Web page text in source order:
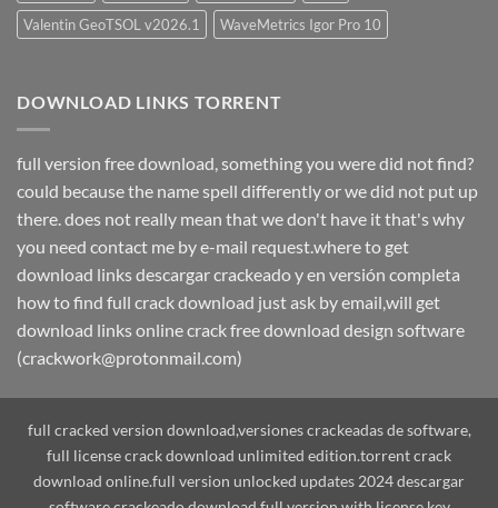
Valentin GeoTSOL v2026.1
WaveMetrics Igor Pro 10
DOWNLOAD LINKS TORRENT
full version free download, something you were did not find?
could because the name spell differently or we did not put up
there. does not really mean that we don't have it that's why
you need contact me by e-mail request.where to get
download links descargar crackeado y en versión completa
how to find full crack download just ask by email,will get
download links online crack free download design software
(crackwork@protonmail.com)
full cracked version download,versiones crackeadas de software,
full license crack download unlimited edition.torrent crack
download online.full version unlocked updates 2024 descargar